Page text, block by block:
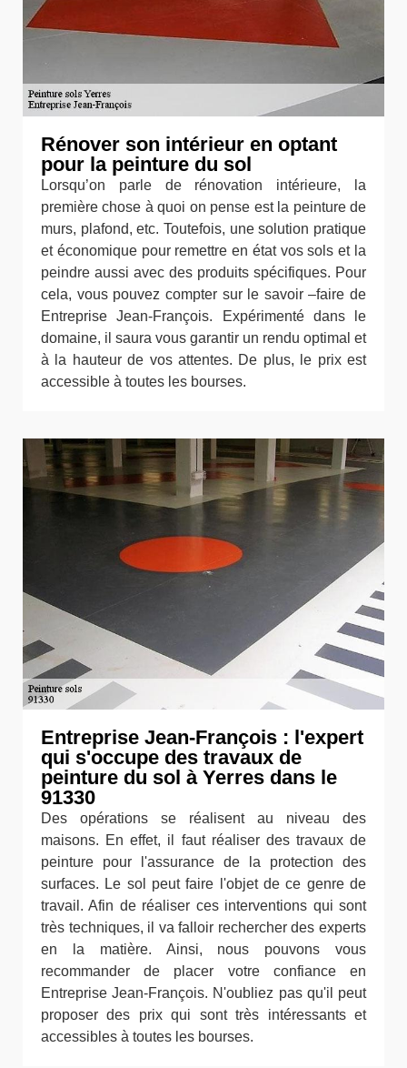
Rénover son intérieur en optant
pour la peinture du sol
Lorsqu’on parle de rénovation intérieure, la
première chose à quoi on pense est la peinture de
murs, plafond, etc. Toutefois, une solution pratique
et économique pour remettre en état vos sols et la
peindre aussi avec des produits spécifiques. Pour
cela, vous pouvez compter sur le savoir –faire de
Entreprise Jean-François. Expérimenté dans le
domaine, il saura vous garantir un rendu optimal et
à la hauteur de vos attentes. De plus, le prix est
accessible à toutes les bourses.
Entreprise Jean-François : l'expert
qui s'occupe des travaux de
peinture du sol à Yerres dans le
91330
Des opérations se réalisent au niveau des
maisons. En effet, il faut réaliser des travaux de
peinture pour l'assurance de la protection des
surfaces. Le sol peut faire l'objet de ce genre de
travail. Afin de réaliser ces interventions qui sont
très techniques, il va falloir rechercher des experts
en la matière. Ainsi, nous pouvons vous
recommander de placer votre confiance en
Entreprise Jean-François. N'oubliez pas qu'il peut
proposer des prix qui sont très intéressants et
accessibles à toutes les bourses.